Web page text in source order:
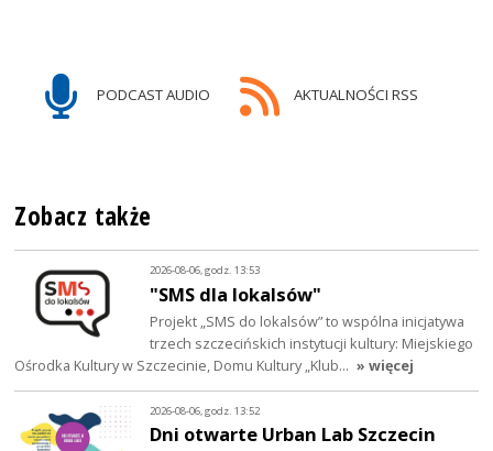
PODCAST AUDIO AKTUALNOŚCI RSS
Zobacz także
2026-08-06, godz. 13:53
"SMS dla lokalsów"
Projekt „SMS do lokalsów” to wspólna inicjatywa
trzech szczecińskich instytucji kultury: Miejskiego
Ośrodka Kultury w Szczecinie, Domu Kultury „Klub… » więcej
2026-08-06, godz. 13:52
Dni otwarte Urban Lab Szczecin